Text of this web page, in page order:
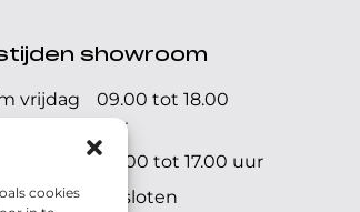
cookies
showroom
vrijdag
09.00 tot 18.00
uur
09.00 tot 17.00 uur
Gesloten